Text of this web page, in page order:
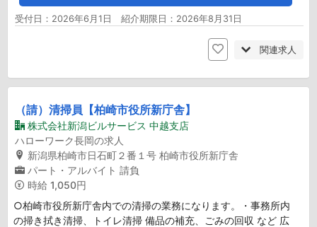
受付日：2026年6月1日 紹介期限日：2026年8月31日
関連求人
（請）清掃員【柏崎市役所新庁舎】
株式会社新潟ビルサービス 中越支店
ハローワーク長岡の求人
新潟県柏崎市日石町２番１号 柏崎市役所新庁舎
パート・アルバイト 請負
時給 1,050円
○柏崎市役所新庁舎内での清掃の業務になります。・事務所内
の掃き拭き清掃、トイレ清掃 備品の補充、ごみの回収 など 広